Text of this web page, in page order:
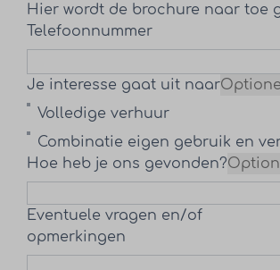
Hier wordt de brochure naar toe
Telefoonnummer
Je interesse gaat uit naar
Volledige verhuur
Combinatie eigen gebruik en
Hoe heb je ons gevonden?
Eventuele vragen en/of
opmerkingen